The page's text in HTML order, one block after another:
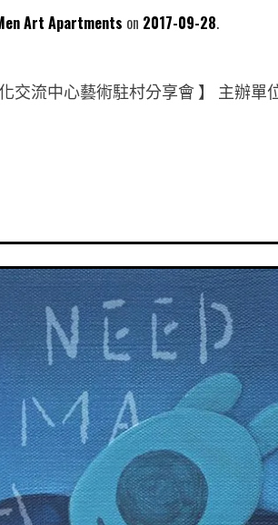
Art Apartments 2017-09-28
交流中心藝術駐村分享會 】 主辦